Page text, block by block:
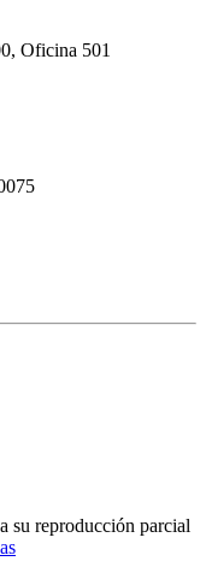
Oficina 501
su reproducción parcial